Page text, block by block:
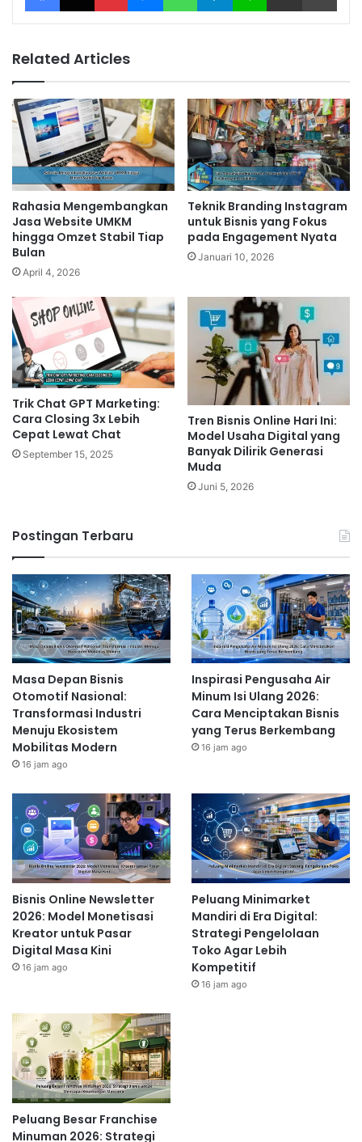
Related Articles
Rahasia Mengembangkan
Jasa Website UMKM
hingga Omzet Stabil Tiap
Bulan
April 4, 2026
Teknik Branding Instagram
untuk Bisnis yang Fokus
pada Engagement Nyata
Januari 10, 2026
Trik Chat GPT Marketing:
Cara Closing 3x Lebih
Cepat Lewat Chat
September 15, 2025
Tren Bisnis Online Hari Ini:
Model Usaha Digital yang
Banyak Dilirik Generasi
Muda
Juni 5, 2026
Postingan Terbaru
Masa Depan Bisnis
Otomotif Nasional:
Transformasi Industri
Menuju Ekosistem
Mobilitas Modern
16 jam ago
Inspirasi Pengusaha Air
Minum Isi Ulang 2026:
Cara Menciptakan Bisnis
yang Terus Berkembang
16 jam ago
Bisnis Online Newsletter
2026: Model Monetisasi
Kreator untuk Pasar
Digital Masa Kini
16 jam ago
Peluang Minimarket
Mandiri di Era Digital:
Strategi Pengelolaan
Toko Agar Lebih
Kompetitif
16 jam ago
Peluang Besar Franchise
Minuman 2026: Strategi